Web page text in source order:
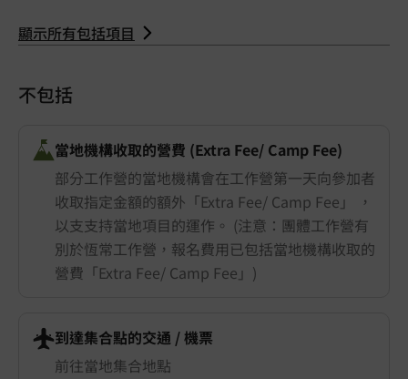
顯示所有包括項目
不包括
當地機構收取的營費 (Extra Fee/ Camp Fee)
部分工作營的當地機構會在工作營第一天向參加者
收取指定金額的額外「Extra Fee/ Camp Fee」 ，
以支支持當地項目的運作。 (注意：團體工作營有
別於恆常工作營，報名費用已包括當地機構收取的
營費「Extra Fee/ Camp Fee」)
到達集合點的交通 ​/ 機票
前往當地集合地點